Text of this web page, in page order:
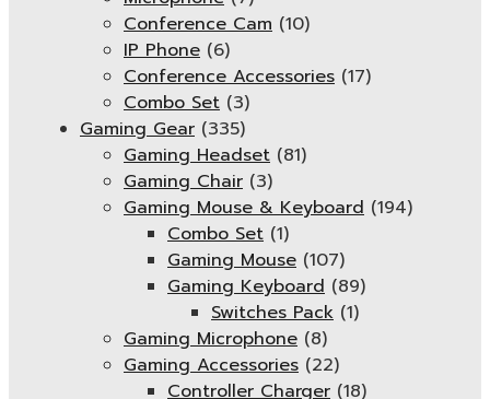
Conference Cam (10)
IP Phone (6)
Conference Accessories (17)
Combo Set (3)
Gaming Gear (335)
Gaming Headset (81)
Gaming Chair (3)
Gaming Mouse & Keyboard (194)
Combo Set (1)
Gaming Mouse (107)
Gaming Keyboard (89)
Switches Pack (1)
Gaming Microphone (8)
Gaming Accessories (22)
Controller Charger (18)